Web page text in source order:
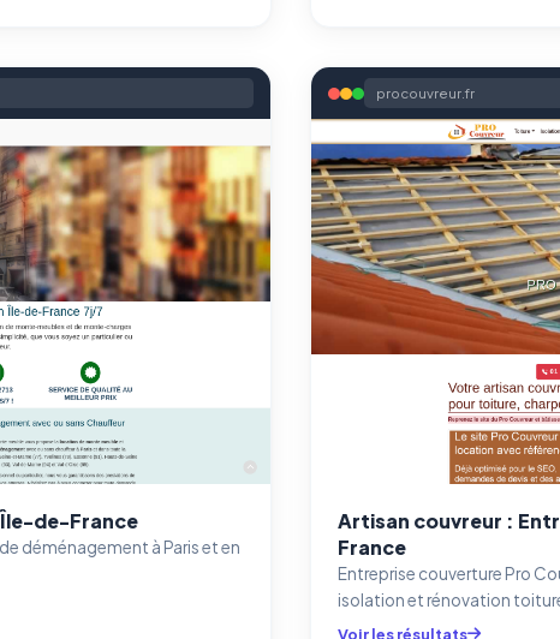
Île-de-France
déménagement à Paris et en
procouvreur.fr
Artisan couvreur :
France
Entreprise couverture Pro
isolation et rénovation
Voir les résultats